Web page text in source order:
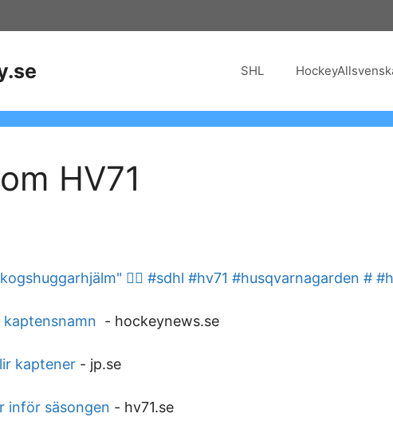
SHL
HV71
👷‍♀️ #sdhl #hv71 #husqvarnagarden #
kaptensnamn - hockeynews.se
kaptener - jp.se
inför säsongen - hv71.se